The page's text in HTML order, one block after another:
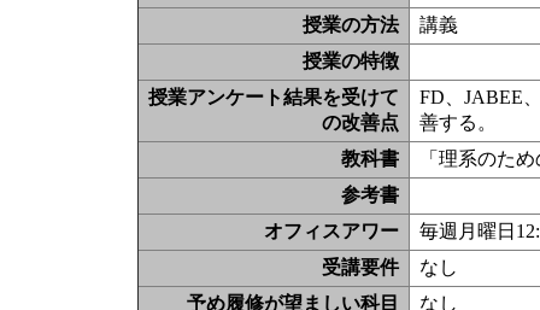
授業の方法
講義
授業の特徴
授業アンケート結果を受けて
の改善点
FD、JABEE
善する。
教科書
「理系のた
参考書
オフィスアワー
毎週月曜日
受講要件
なし
予め履修が望ましい科目
なし